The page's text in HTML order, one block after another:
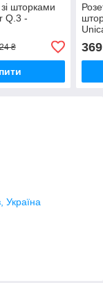
зі шторками
Q.3 -
₴
Україна